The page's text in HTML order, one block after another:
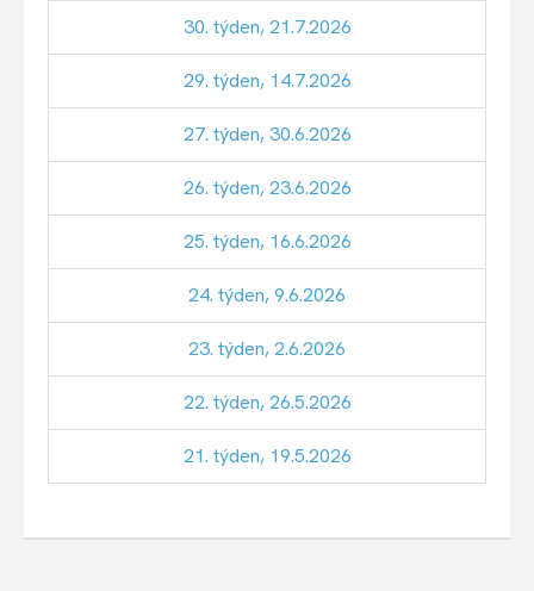
30. týden, 21.7.2026
29. týden, 14.7.2026
27. týden, 30.6.2026
26. týden, 23.6.2026
25. týden, 16.6.2026
24. týden, 9.6.2026
23. týden, 2.6.2026
22. týden, 26.5.2026
21. týden, 19.5.2026